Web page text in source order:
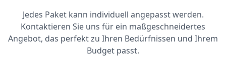
Jedes Paket kann individuell angepasst werden.
Kontaktieren Sie uns für ein maßgeschneidertes
Angebot, das perfekt zu Ihren Bedürfnissen und Ihrem
Budget passt.